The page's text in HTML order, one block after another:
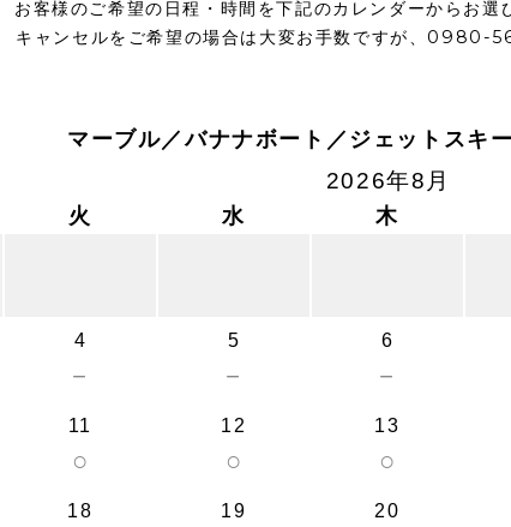
お客様のご希望の日程・時間を下記のカレンダーからお選
キャンセルをご希望の場合は大変お手数ですが、0980-
マーブル／バナナボート／ジェットスキ
2026年8月
火 水 木
4
－
5
－
6
－
11
○
12
○
13
○
18 19 20